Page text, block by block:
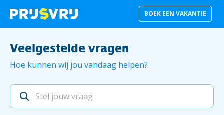
BOEK EEN VAKANTIE
Veelgestelde vragen
Hoe kunnen wij jou vandaag helpen?